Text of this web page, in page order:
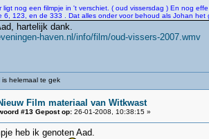
ligt nog een filmpje in 't verschiet. ( oud vissersdag ) En nog
6, 123, en de 333 . Dat alles onder voor behoud als Johan
hartelijk dank.
haven.nl/info/film/oud-vissers-2007.wmv
is helemaal te gek
Film materiaal van Witkwast
#13 Gepost op:26-01-2008, 10:38:15 »
heb ik genoten Aad.